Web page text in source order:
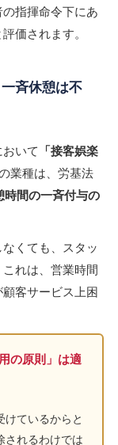
指揮命令下にあ
価されます。
斉休憩は不
いて
「接客娯楽
業種は、労基法
時間の一斉付与の
くても、スタッ
れは、営業時間
客サービス上困
の原則」は適
けているからと
されるわけでは